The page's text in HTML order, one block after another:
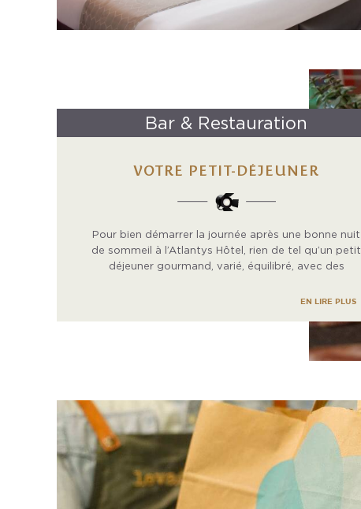
Bar & Restauration
VOTRE PETIT-DÉJEUNER
Pour bien démarrer la journée après une bonne nuit
de sommeil à l’Atlantys Hôtel, rien de tel qu’un petit
déjeuner gourmand, varié, équilibré, avec des
EN LIRE PLUS